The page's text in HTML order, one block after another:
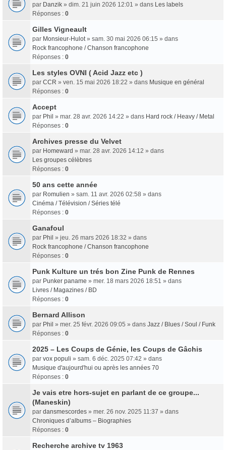
par Danzik » dim. 21 juin 2026 12:01 » dans Les labels
Réponses : 0
Gilles Vigneault
par Monsieur-Hulot » sam. 30 mai 2026 06:15 » dans
Rock francophone / Chanson francophone
Réponses : 0
Les styles OVNI ( Acid Jazz etc )
par CCR » ven. 15 mai 2026 18:22 » dans Musique en général
Réponses : 0
Accept
par Phil » mar. 28 avr. 2026 14:22 » dans Hard rock / Heavy / Metal
Réponses : 0
Archives presse du Velvet
par Homeward » mar. 28 avr. 2026 14:12 » dans
Les groupes célèbres
Réponses : 0
50 ans cette année
par Romulien » sam. 11 avr. 2026 02:58 » dans
Cinéma / Télévision / Séries télé
Réponses : 0
Ganafoul
par Phil » jeu. 26 mars 2026 18:32 » dans
Rock francophone / Chanson francophone
Réponses : 0
Punk Kulture un trés bon Zine Punk de Rennes
par Punker paname » mer. 18 mars 2026 18:51 » dans
Livres / Magazines / BD
Réponses : 0
Bernard Allison
par Phil » mer. 25 févr. 2026 09:05 » dans Jazz / Blues / Soul / Funk
Réponses : 0
2025 – Les Coups de Génie, les Coups de Gâchis
par vox populi » sam. 6 déc. 2025 07:42 » dans
Musique d'aujourd'hui ou après les années 70
Réponses : 0
Je vais etre hors-sujet en parlant de ce groupe...
(Maneskin)
par dansmescordes » mer. 26 nov. 2025 11:37 » dans
Chroniques d’albums – Biographies
Réponses : 0
Recherche archive tv 1963